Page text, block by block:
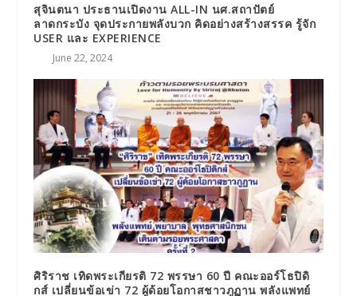
สุจินตนา ประธานเปิดงาน ALL-IN นศ.สถาปัตย์
ลาดกระบัง จุดประกายพลังบวก คิดอย่างสร้างสรรค รู้จัก
USER และ EXPERIENCE
June 22, 2024
ศิริราช เทิดพระเกียรติ 72 พรรษา 60 ปี คณะออร์โธปิดิ
กส์ เปลี่ยนข้อเข่า 72 ผู้ด้อยโอกาสชาวภูฏาน พลังแพทย์